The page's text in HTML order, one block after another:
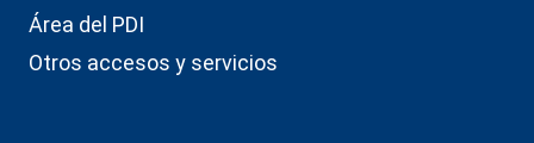
Área del PDI
Otros accesos y servicios